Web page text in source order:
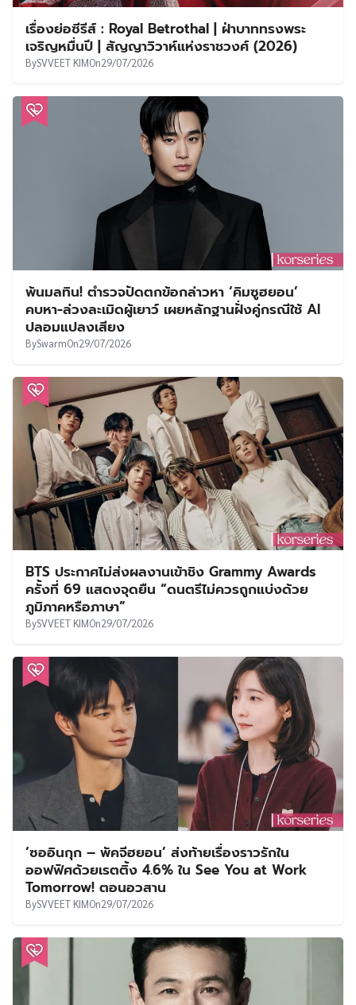
เรื่องย่อซีรีส์ : Royal Betrothal | ฝ่าบาททรงพระ
เจริญหมื่นปี | สัญญาวิวาห์แห่งราชวงศ์ (2026)
BySVVEET KIMOn29/07/2026
พ้นมลทิน! ตำรวจปัดตกข้อกล่าวหา ‘คิมซูฮยอน’
คบหา-ล่วงละเมิดผู้เยาว์ เผยหลักฐานฝั่งคู่กรณีใช้ AI
ปลอมแปลงเสียง
BySwarmOn29/07/2026
BTS ประกาศไม่ส่งผลงานเข้าชิง Grammy Awards
ครั้งที่ 69 แสดงจุดยืน “ดนตรีไม่ควรถูกแบ่งด้วย
ภูมิภาคหรือภาษา”
BySVVEET KIMOn29/07/2026
‘ซออินกุก – พัคจีฮยอน’ ส่งท้ายเรื่องราวรักใน
ออฟฟิศด้วยเรตติ้ง 4.6% ใน See You at Work
Tomorrow! ตอนอวสาน
BySVVEET KIMOn29/07/2026